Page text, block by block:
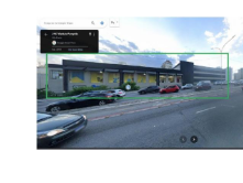
Image